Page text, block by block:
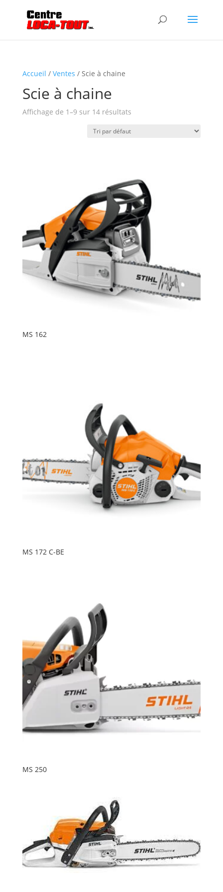
Accueil / Ventes / Scie à chaine
Scie à chaine
Affichage de 1–9 sur 14 résultats
MS 162
MS 172 C-BE
MS 250